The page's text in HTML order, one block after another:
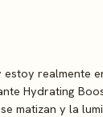
realmente
Hydrating
matizan y la